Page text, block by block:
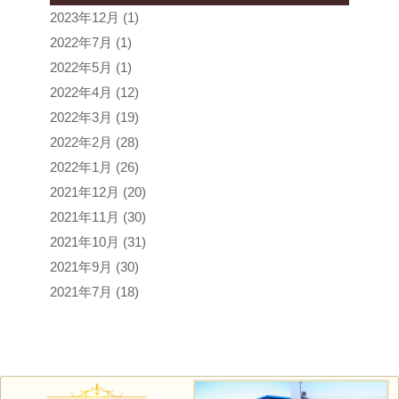
2023年12月 (1)
2022年7月 (1)
2022年5月 (1)
2022年4月 (12)
2022年3月 (19)
2022年2月 (28)
2022年1月 (26)
2021年12月 (20)
2021年11月 (30)
2021年10月 (31)
2021年9月 (30)
2021年7月 (18)